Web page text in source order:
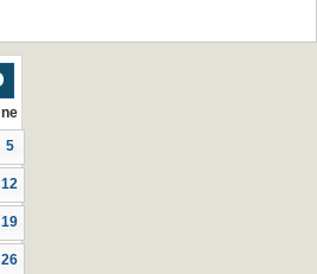
ne
5
12
19
26